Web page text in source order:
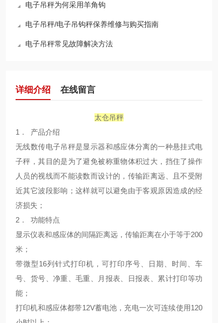
电子吊秤为何采用羊角钩
电子吊秤/电子吊钩秤保养维修与购买指南
电子吊秤常见故障解决方法
详细介绍 在线留言
太仓吊秤
1． 产品介绍
无线数传电子吊秤是显示器和感应体分离的一种悬挂式电
子秤，其目的是为了避免被称重物体积过大，挡住了操作
人员的视线而不能读数而设计的，传输距离远、且不受附
近其它波段影响；这样就可以避免由于客观原因造成的经
济损失；
2． 功能特点
显示仪表和感应体的间隔距离远，传输距离在小于等于200
米；
带微型16列针式打印机，可打印序号、日期、时间、车
号、货号、净重、毛重、月报表、日报表、累计打印等功
能；
打印机和感应体都带12V蓄电池，充电一次可连续使用120